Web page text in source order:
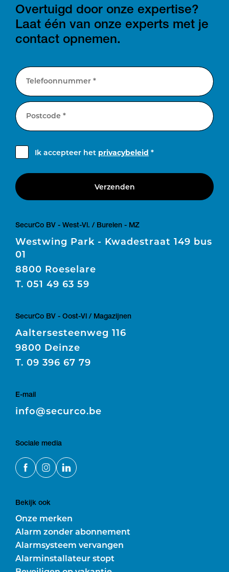
Overtuigd door onze expertise?
Laat één van onze experts met je
contact opnemen.
Telefoonnummer *
Postcode *
Ik accepteer het privacybeleid *
Verzenden
SecurCo BV - West-Vl. / Burelen - MZ
Westwing Park - Kwadestraat 149 bus
01
8800 Roeselare
T. 051 49 63 59
SecurCo BV - Oost-Vl / Magazijnen
Aaltersesteenweg 116
9800 Deinze
T. 09 396 67 79
E-mail
E
info@securco.be
Sociale media
Bekijk ook
Onze merken
Alarm zonder abonnement
Alarmsysteem vervangen
Alarminstallateur stopt